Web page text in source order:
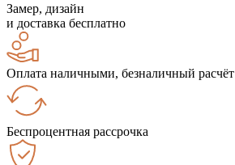
Замер, дизайн
и доставка бесплатно
Оплата наличными, безналичный расчёт
Беспроцентная рассрочка